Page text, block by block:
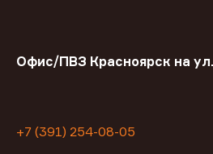
Офис/ПВЗ Красноярск на
+7 (391) 254-08-05